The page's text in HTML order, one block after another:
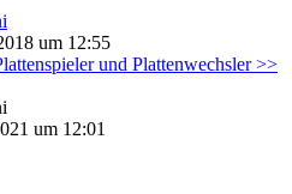
um 12:55
und Plattenwechsler >>
um 12:01